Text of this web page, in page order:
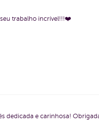
seu trabalho incrível!!!❤️
dedicada e carinhosa!